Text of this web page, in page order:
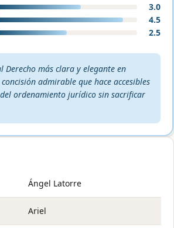
3.0
4.5
2.5
Derecho más clara y elegante en
admirable que hace accesibles
ordenamiento jurídico sin sacrificar
Ángel Latorre
Ariel